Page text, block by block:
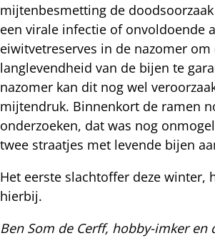
mijtenbesmetting de
een virale infectie of onvoldoende
eiwitvetreserves in de nazomer om
langlevendheid van de bijen te
nazomer kan dit nog wel
mijtendruk. Binnenkort de ramen
onderzoeken, dat was nog
twee straatjes met levende bijen
Het eerste slachtoffer deze winter,
hierbij.
Ben Som de Cerff, hobby-imker